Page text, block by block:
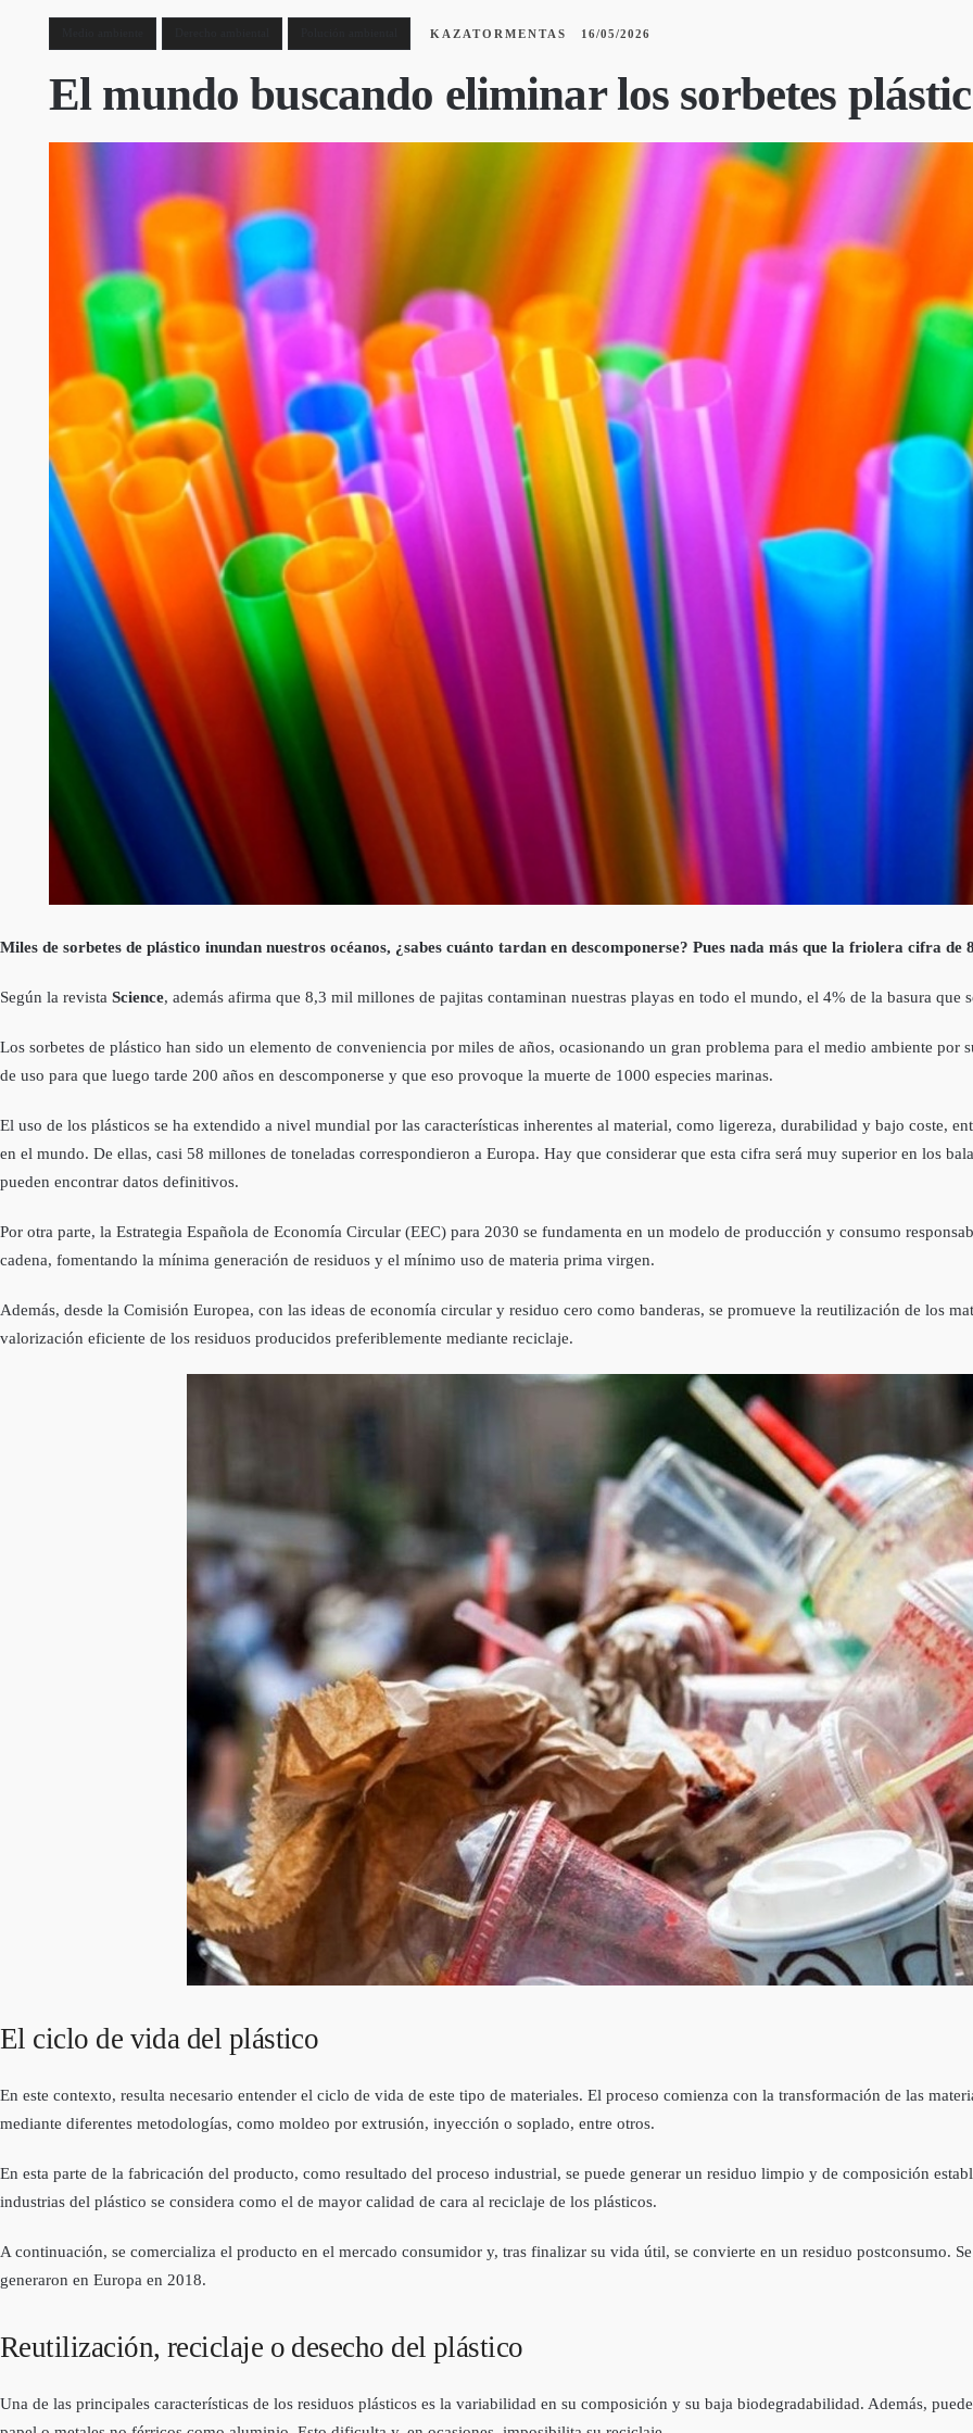
KAZATORMENTAS 16/05/2026
El mundo buscando eliminar los sorbetes
Miles de sorbetes de plástico inundan nuestros océanos, ¿sabes cuánto tardan en descomponerse? Pues nada más que la friolera cifra de
Según la revista Science, además afirma que 8,3 mil millones de pajitas contaminan nuestras playas en todo el mundo, el 4% de la basura que
Los sorbetes de plástico han sido un elemento de conveniencia por miles de años, ocasionando un gran problema para el medio ambiente
de uso para que luego tarde 200 años en descomponerse y que eso provoque la muerte de 1000 especies marinas.
El uso de los plásticos se ha extendido a nivel mundial por las características inherentes al material, como ligereza, durabilidad y bajo coste,
en el mundo. De ellas, casi 58 millones de toneladas correspondieron a Europa. Hay que considerar que esta cifra será muy superior en los
pueden encontrar datos definitivos.
Por otra parte, la Estrategia Española de Economía Circular (EEC) para 2030 se fundamenta en un modelo de producción y consumo
cadena, fomentando la mínima generación de residuos y el mínimo uso de materia prima virgen.
Además, desde la Comisión Europea, con las ideas de economía circular y residuo cero como banderas, se promueve la reutilización de los
valorización eficiente de los residuos producidos preferiblemente mediante reciclaje.
El ciclo de vida del plástico
En este contexto, resulta necesario entender el ciclo de vida de este tipo de materiales. El proceso comienza con la transformación de las
mediante diferentes metodologías, como moldeo por extrusión, inyección o soplado, entre otros.
En esta parte de la fabricación del producto, como resultado del proceso industrial, se puede generar un residuo limpio y de composición
industrias del plástico se considera como el de mayor calidad de cara al reciclaje de los plásticos.
A continuación, se comercializa el producto en el mercado consumidor y, tras finalizar su vida útil, se convierte en un residuo postconsumo.
generaron en Europa en 2018.
Reutilización, reciclaje o desecho del plástico
Una de las principales características de los residuos plásticos es la variabilidad en su composición y su baja biodegradabilidad. Además,